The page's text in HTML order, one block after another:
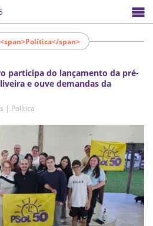
span>
participa do lançamento da pré-
e ouve demandas da
| Política